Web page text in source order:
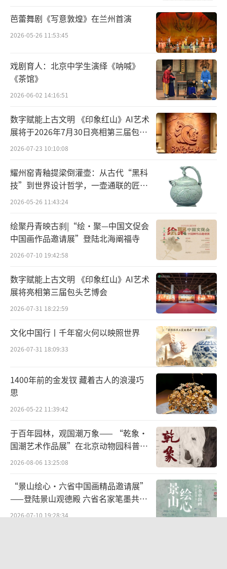
写记录的重要价值，他认为“在现场画得快、
画得多，才能充分捕捉转瞬即逝的感受”，大
量现场速写积累的鲜活素材已成为后续创作的
重要基础。这次写生行动不仅是一次艺术采
风，更是一次深刻的文化实践，通过艺术家们
的画笔，真实记录了新时代新疆的发展成就与
多元共生的文化图景。
天山天池：自然与人文的交响
次日清晨，写生团从乌鲁木齐出发前往天
山天池。在抵达天池景区前，艺术家们先来到
天山天池民俗风情园进行参观写生。这个充满
民族特色的园区里，白色的毡房点缀在草地
上，骆驼悠闲踱步，身着传统服饰的哈萨克族
居民正在展示着刺绣、打馕等日常生活场景。
艺术家们立即被这原生态的民族风情所吸引，
纷纷打开画夹，用画笔记录下这些生动画面。
骆驼温顺的眼神、毡房精美的纹饰、居民淳朴
芭蕾舞剧《写意敦煌》在兰州首演
2026-05-26 11:53:45
戏剧育人：北京中学生演绎《呐喊》
《茶馆》
2026-06-02 14:16:51
数字赋能上古文明 《印象红山》AI艺术
展将于2026年7月30日亮相第三届包头
艺博会
2026-07-23 10:10:08
耀州窑青釉提梁倒灌壶：从古代“黑科
技”到世界设计哲学，一壶通联的匠心
宇宙
2026-05-26 11:43:24
绘聚丹青映古刹|“绘·聚—中国文促会
中国画作品邀请展”登陆北海阐福寺
2026-07-10 19:42:58
数字赋能上古文明 《印象红山》AI艺术
展将亮相第三届包头艺博会
2026-07-31 18:22:59
文化中国行丨千年窑火何以映照世界
2026-07-31 18:09:33
1400年前的金发钗 藏着古人的浪漫巧
思
2026-05-22 11:39:42
于百年园林，观国潮万象—— “乾象·
国潮艺术作品展”在北京动物园科普馆
机动展厅开展
2026-08-06 13:25:08
“景山绘心・六省中国画精品邀请展”
——登陆景山观德殿 六省名家笔墨共绘
中轴雅韵
2026-07-10 19:28:34